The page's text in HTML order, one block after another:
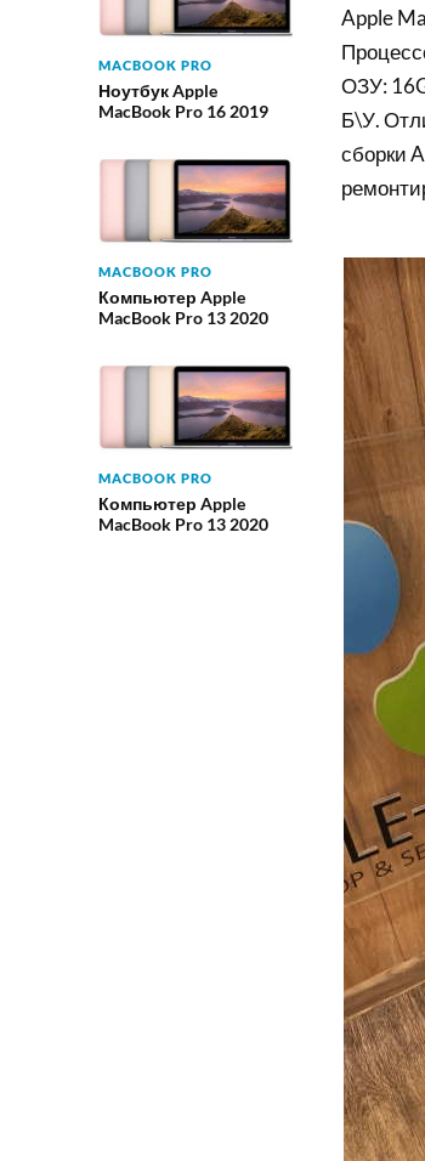
MACBOOK PRO
Ноутбук Apple
MacBook Pro 16 2019
MACBOOK PRO
Компьютер Apple
MacBook Pro 13 2020
MACBOOK PRO
Компьютер Apple
MacBook Pro 13 2020
Apple
ОЗУ:
Б\У.
сборки